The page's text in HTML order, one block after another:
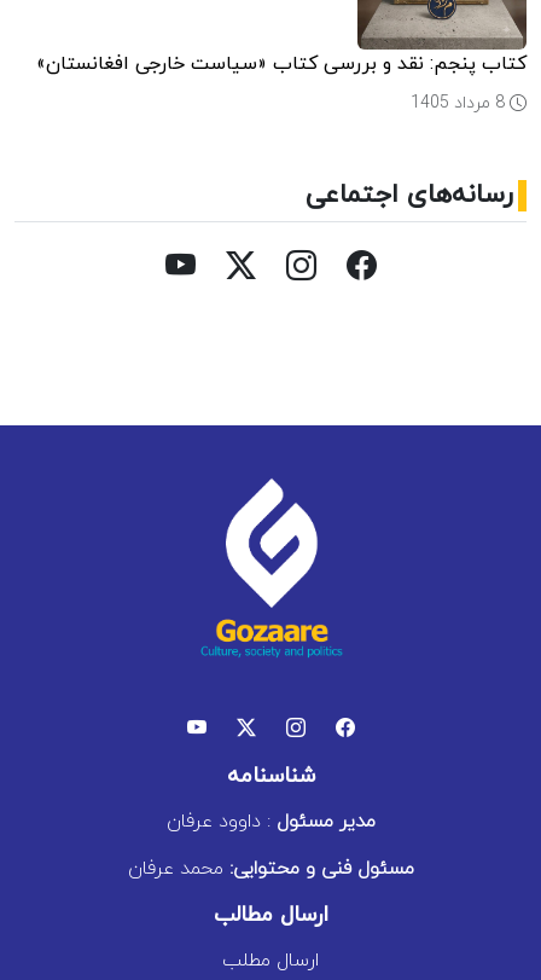
کتاب پنجم: نقد و بررسی کتاب «سیاست خارجی افغانستان»
رسانه‌های اجتماعی
شناسنامه
مدیر مسئول: داوود عرفان
مسئول فنی و محتوایی: محمد عرفان
ارسال مطالب
ارسال مطلب